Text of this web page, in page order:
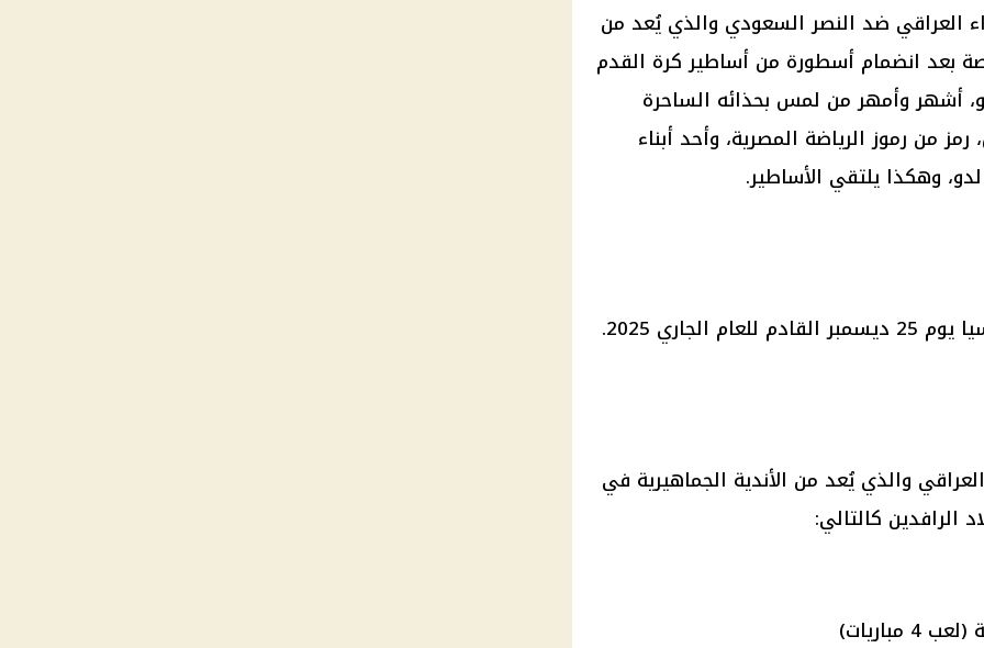
العراقي ضد النصر السعودي والذي يُعد من
بعد انضمام أسطورة من أساطيركرة القدم
أشهر وأمهر من لمس بحذائه الساحرة
من رموز الرياضة المصرية، وأحد أبناء
وهكذا يلتقي الأساطير.
2025.
والذي يُعد من الأندية الجماهيرية في
الرافدين كالتالي: